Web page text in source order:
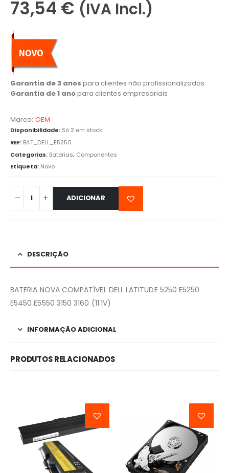
73,54 € (IVA Incl.)
Garantia de 3 anos para clientes não profissionalizados
Garantia de 1 anopara clientes empresariais
Marca: OEM
Disponibilidade: Só 2 em stock
REF: BAT_DELL_E5250
Categorias: Baterias, Componentes
Etiqueta: Novo
ADICIONAR
DESCRIÇÃO
BATERIA NOVA COMPATÍVEL DELL LATITUDE 5250 E5250
E5450 E5550 3150 3160 (11.1V)
INFORMAÇÃO ADICIONAL
PRODUTOS RELACIONADOS